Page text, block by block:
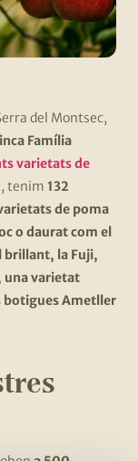
del Montsec,
Família
varietats de
tenim 132
de poma
o daurat com el
brillant, la Fuji,
una varietat
botigues Ametller